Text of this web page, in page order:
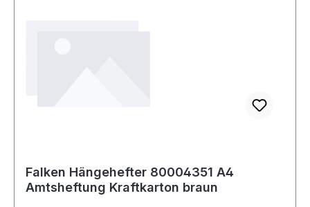
Falken Hängehefter 80004351 A4
Amtsheftung Kraftkarton braun